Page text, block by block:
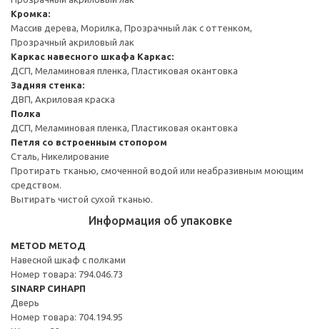
Кромка:
Массив дерева, Морилка, Прозрачный лак с оттенком,
Прозрачный акриловый лак
Каркас навесного шкафа Каркас:
ДСП, Меламиновая пленка, Пластиковая окантовка
Задняя стенка:
ДВП, Акриловая краска
Полка
ДСП, Меламиновая пленка, Пластиковая окантовка
Петля со встроенным стопором
Сталь, Никелирование
Протирать тканью, смоченной водой или неабразивным моющим
средством.
Вытирать чистой сухой тканью.
Информация об упаковке
METOD МЕТОД
Навесной шкаф с полками
Номер товара: 794.046.73
SINARP СИНАРП
Дверь
Номер товара: 704.194.95